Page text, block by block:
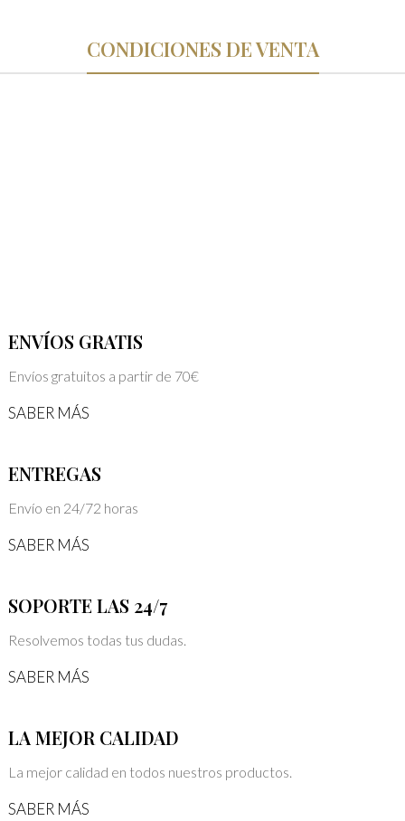
CONDICIONES DE VENTA
ENVÍOS GRATIS
Envíos gratuitos a partir de 70€
SABER MÁS
ENTREGAS
Envío en 24/72 horas
SABER MÁS
SOPORTE LAS 24/7
Resolvemos todas tus dudas.
SABER MÁS
LA MEJOR CALIDAD
La mejor calidad en todos nuestros productos.
SABER MÁS